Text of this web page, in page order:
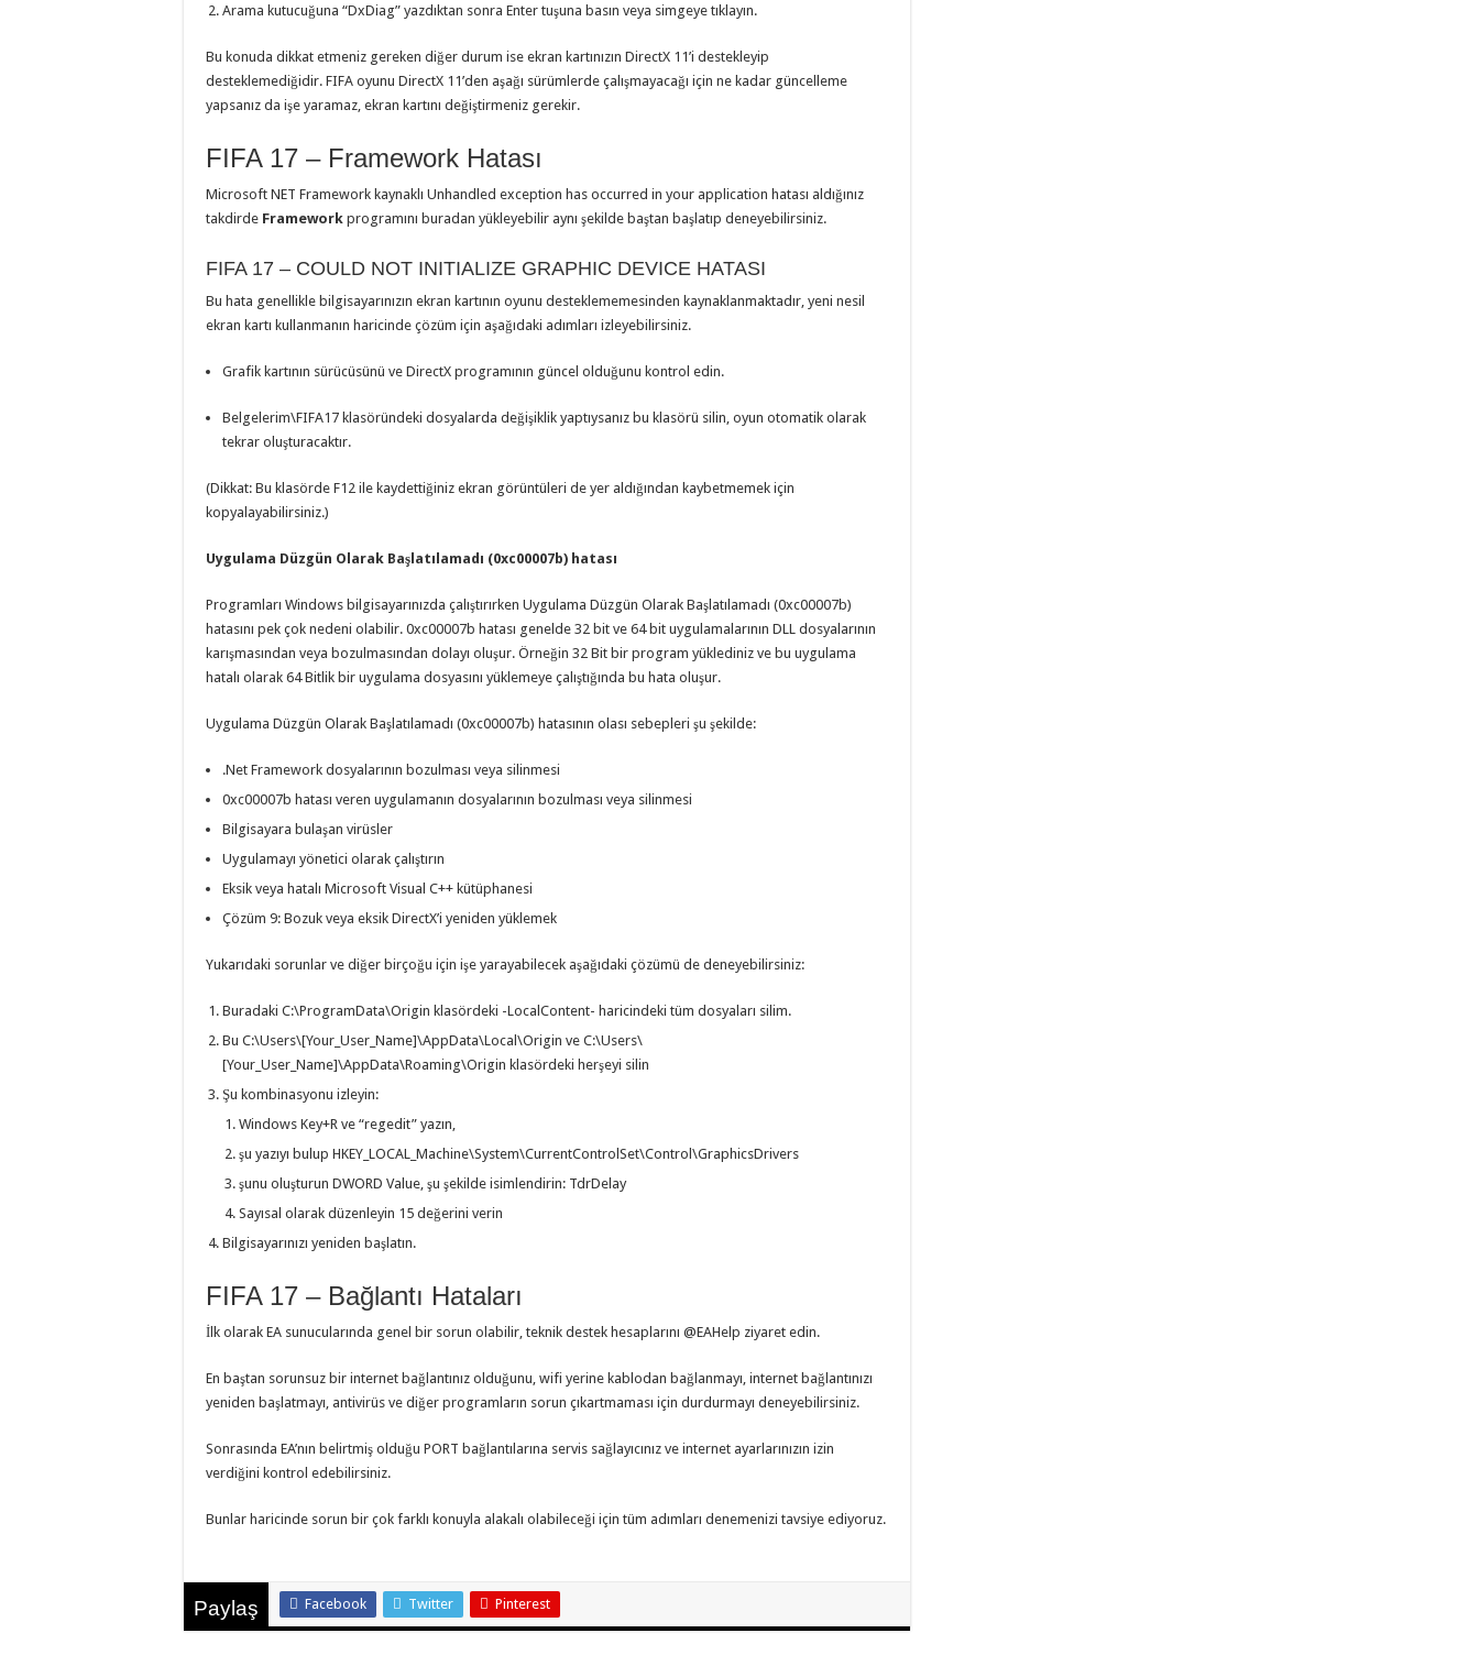
Arama kutucuğuna “DxDiag” yazdıktan sonra Enter tuşuna basın veya simgeye tıklayın.
Bu konuda dikkat etmeniz gereken diğer durum ise ekran kartınızın DirectX 11’i destekleyip
desteklemediğidir. FIFA oyunu DirectX 11’den aşağı sürümlerde çalışmayacağı için ne kadar güncelleme
yapsanız da işe yaramaz, ekran kartını değiştirmeniz gerekir.
FIFA 17 – Framework Hatası
Microsoft NET Framework kaynaklı Unhandled exception has occurred in your application hatası aldığınız
takdirde Framework programını buradan yükleyebilir aynı şekilde baştan başlatıp deneyebilirsiniz.
FIFA 17 – COULD NOT INITIALIZE GRAPHIC DEVICE HATASI
Bu hata genellikle bilgisayarınızın ekran kartının oyunu desteklememesinden kaynaklanmaktadır, yeni nesil
ekran kartı kullanmanın haricinde çözüm için aşağıdaki adımları izleyebilirsiniz.
Grafik kartının sürücüsünü ve DirectX programının güncel olduğunu kontrol edin.
Belgelerim\FIFA17 klasöründeki dosyalarda değişiklik yaptıysanız bu klasörü silin, oyun otomatik olarak
tekrar oluşturacaktır.
(Dikkat: Bu klasörde F12 ile kaydettiğiniz ekran görüntüleri de yer aldığından kaybetmemek için
kopyalayabilirsiniz.)
Uygulama Düzgün Olarak Başlatılamadı (0xc00007b) hatası
Programları Windows bilgisayarınızda çalıştırırken Uygulama Düzgün Olarak Başlatılamadı (0xc00007b)
hatasını pek çok nedeni olabilir. 0xc00007b hatası genelde 32 bit ve 64 bit uygulamalarının DLL dosyalarının
karışmasından veya bozulmasından dolayı oluşur. Örneğin 32 Bit bir program yüklediniz ve bu uygulama
hatalı olarak 64 Bitlik bir uygulama dosyasını yüklemeye çalıştığında bu hata oluşur.
Uygulama Düzgün Olarak Başlatılamadı (0xc00007b) hatasının olası sebepleri şu şekilde:
.Net Framework dosyalarının bozulması veya silinmesi
0xc00007b hatası veren uygulamanın dosyalarının bozulması veya silinmesi
Bilgisayara bulaşan virüsler
Uygulamayı yönetici olarak çalıştırın
Eksik veya hatalı Microsoft Visual C++ kütüphanesi
Çözüm 9: Bozuk veya eksik DirectX’i yeniden yüklemek
Yukarıdaki sorunlar ve diğer birçoğu için işe yarayabilecek aşağıdaki çözümü de deneyebilirsiniz:
Buradaki C:\ProgramData\Origin klasördeki -LocalContent- haricindeki tüm dosyaları silim.
Bu C:\Users\[Your_User_Name]\AppData\Local\Origin ve C:\Users\
[Your_User_Name]\AppData\Roaming\Origin klasördeki herşeyi silin
Şu kombinasyonu izleyin:
Windows Key+R ve “regedit” yazın,
şu yazıyı bulup HKEY_LOCAL_Machine\System\CurrentControlSet\Control\GraphicsDrivers
şunu oluşturun DWORD Value, şu şekilde isimlendirin: TdrDelay
Sayısal olarak düzenleyin 15 değerini verin
Bilgisayarınızı yeniden başlatın.
FIFA 17 – Bağlantı Hataları
İlk olarak EA sunucularında genel bir sorun olabilir, teknik destek hesaplarını @EAHelp ziyaret edin.
En baştan sorunsuz bir internet bağlantınız olduğunu, wifi yerine kablodan bağlanmayı, internet bağlantınızı
yeniden başlatmayı, antivirüs ve diğer programların sorun çıkartmaması için durdurmayı deneyebilirsiniz.
Sonrasında EA’nın belirtmiş olduğu PORT bağlantılarına servis sağlayıcınız ve internet ayarlarınızın izin
verdiğini kontrol edebilirsiniz.
Bunlar haricinde sorun bir çok farklı konuyla alakalı olabileceği için tüm adımları denemenizi tavsiye ediyoruz.
Paylaş Facebook Twitter Pinterest